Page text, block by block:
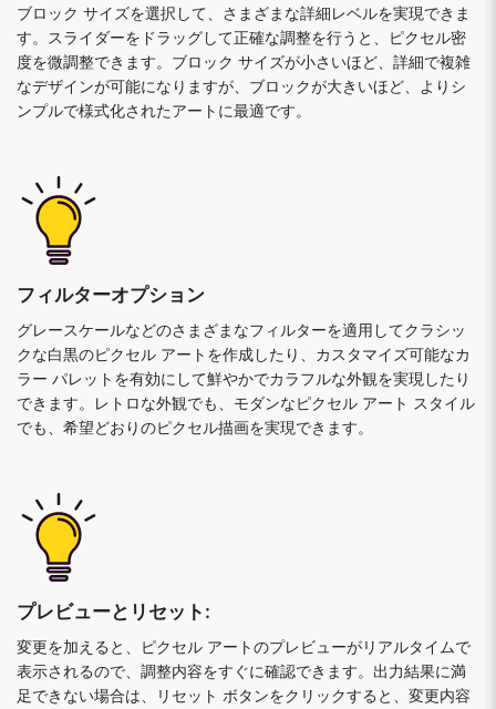
ブロック サイズを選択して、さまざまな詳細レベルを実現できま
す。スライダーをドラッグして正確な調整を行うと、ピクセル密
度を微調整できます。ブロック サイズが小さいほど、詳細で複雑
なデザインが可能になりますが、ブロックが大きいほど、よりシ
ンプルで様式化されたアートに最適です。
フィルターオプション
グレースケールなどのさまざまなフィルターを適用してクラシッ
クな白黒のピクセル アートを作成したり、カスタマイズ可能なカ
ラー パレットを有効にして鮮やかでカラフルな外観を実現したり
できます。レトロな外観でも、モダンなピクセル アート スタイル
でも、希望どおりのピクセル描画を実現できます。
プレビューとリセット:
変更を加えると、ピクセル アートのプレビューがリアルタイムで
表示されるので、調整内容をすぐに確認できます。出力結果に満
足できない場合は、リセット ボタンをクリックすると、変更内容